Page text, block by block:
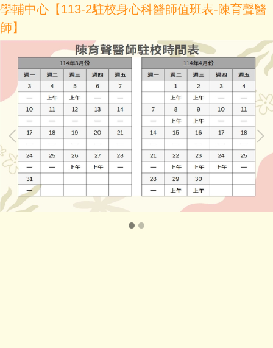
學輔中心【113-2駐校身心科醫師值班表-陳育聲醫
師】